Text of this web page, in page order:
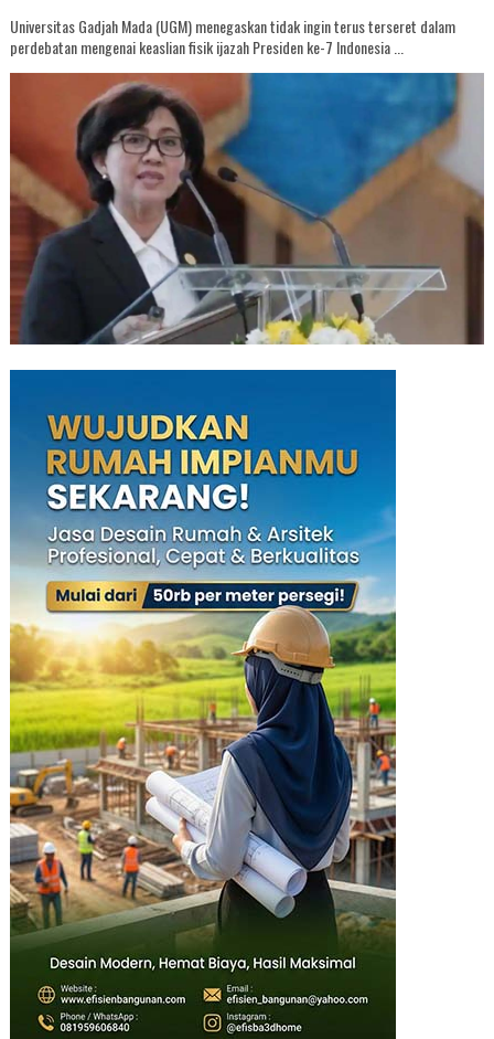
Universitas Gadjah Mada (UGM) menegaskan tidak ingin terus terseret dalam
perdebatan mengenai keaslian fisik ijazah Presiden ke-7 Indonesia ...